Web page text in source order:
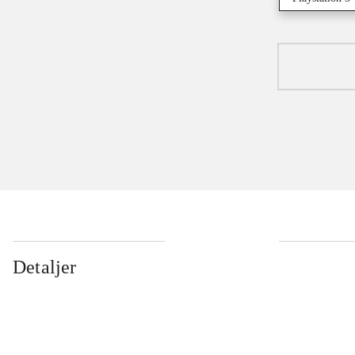
Detaljer